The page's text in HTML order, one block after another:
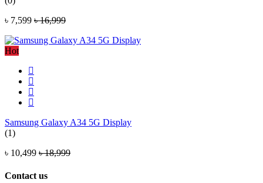
৳ 7,599 ৳ 16,999
Hot
Samsung Galaxy A34 5G Display
(1)
৳ 10,499 ৳ 18,999
Contact us